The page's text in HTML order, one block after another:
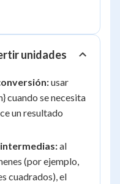
unidades
usar
cuando se necesita
un resultado
al
(por ejemplo,
cuadrados), el